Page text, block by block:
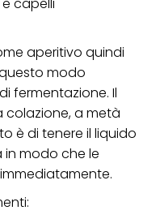
aperitivo quindi
modo
fermentazione. Il
colazione, a metà
è di tenere il liquido
modo che le
dei tuoi dati
dei dati collegata nel piè
digitali e tecnologie
qualsiasi momento con
sul nostro sito web nella
nel piè di pagina. Per
su questo sito Web, in
consultare le
disponibili facendo
informazioni sul
e consentirli per uno o
su "Accetta tutto",